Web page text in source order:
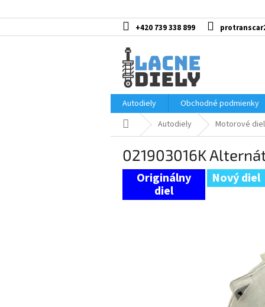
na
+420 739 338 899
Autodiely
Obchodné podmienky
DomovAutodiely Motorové
021903016K
Nový diel